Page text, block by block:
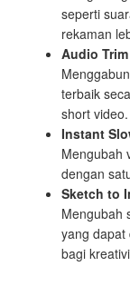
seperti
rekaman
Audio Trim
terbaik
short video.
Instant
Mengubah
dengan
Sketch to
Mengubah
yang dapat
bagi